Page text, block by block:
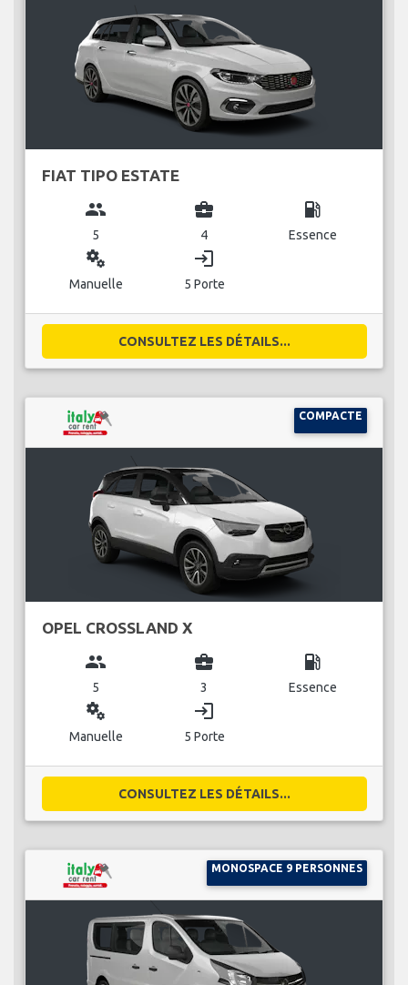
FIAT TIPO ESTATE
group
5
business_center
4
local_gas_station
Essence
miscellaneous_services
Manuelle
login
5 Porte
CONSULTEZ LES DÉTAILS...
COMPACTE
OPEL CROSSLAND X
group
5
business_center
3
local_gas_station
Essence
miscellaneous_services
Manuelle
login
5 Porte
CONSULTEZ LES DÉTAILS...
MONOSPACE 9 PERSONNES